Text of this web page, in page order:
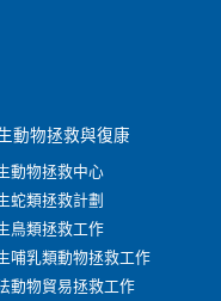
動物拯救與復康
動物拯救中心
蛇類拯救計劃
鳥類拯救工作
哺乳類動物拯救工作
動物貿易拯救工作